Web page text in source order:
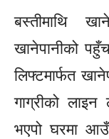
बस्तीमाथि
खानेपानीको
लिफ्टमार्फत
गाग्रीको लाइन
भएपो घरमा